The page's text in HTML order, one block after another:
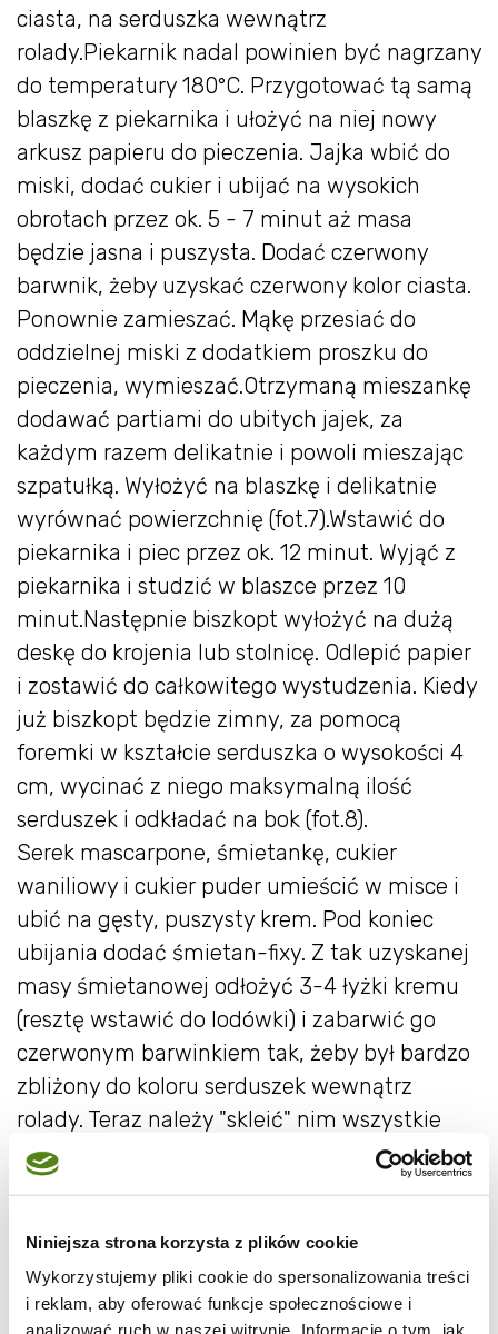
Niniejsza strona korzysta z plików cookie
Wykorzystujemy pliki cookie do spersonalizowania treści
i reklam, aby oferować funkcje społecznościowe i
analizować ruch w naszej witrynie. Informacje o tym, jak
ciasta, na serduszka wewnątrz
rolady.Piekarnik nadal powinien być nagrzany
do temperatury 180°C. Przygotować tą samą
blaszkę z piekarnika i ułożyć na niej nowy
arkusz papieru do pieczenia. Jajka wbić do
miski, dodać cukier i ubijać na wysokich
obrotach przez ok. 5 - 7 minut aż masa
będzie jasna i puszysta. Dodać czerwony
barwnik, żeby uzyskać czerwony kolor ciasta.
Ponownie zamieszać. Mąkę przesiać do
oddzielnej miski z dodatkiem proszku do
pieczenia, wymieszać.Otrzymaną mieszankę
dodawać partiami do ubitych jajek, za
każdym razem delikatnie i powoli mieszając
szpatułką. Wyłożyć na blaszkę i delikatnie
wyrównać powierzchnię (fot.7).Wstawić do
piekarnika i piec przez ok. 12 minut. Wyjąć z
piekarnika i studzić w blaszce przez 10
minut.Następnie biszkopt wyłożyć na dużą
deskę do krojenia lub stolnicę. Odlepić papier
i zostawić do całkowitego wystudzenia. Kiedy
już biszkopt będzie zimny, za pomocą
foremki w kształcie serduszka o wysokości 4
cm, wycinać z niego maksymalną ilość
serduszek i odkładać na bok (fot.8).
Serek mascarpone, śmietankę, cukier
waniliowy i cukier puder umieścić w misce i
ubić na gęsty, puszysty krem. Pod koniec
ubijania dodać śmietan-fixy. Z tak uzyskanej
masy śmietanowej odłożyć 3-4 łyżki kremu
(resztę wstawić do lodówki) i zabarwić go
czerwonym barwinkiem tak, żeby był bardzo
zbliżony do koloru serduszek wewnątrz
rolady. Teraz należy "skleić" nim wszystkie
wykrojone wcześniej serduszka, smarując
(fot.10). Uzyskany wagonik z serduszek
wstawić na chwilę do lodówki.
Teraz należy rozwinąć ciasto na roladę i